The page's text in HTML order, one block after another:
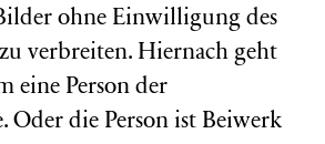
ohne Einwilligung des
verbreiten. Hiernach geht
eine Person der
Oder die Person ist Beiwerk